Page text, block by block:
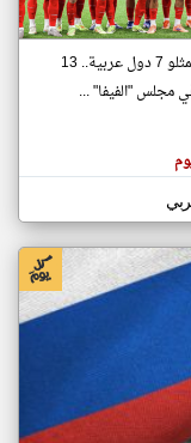
على مدار الساعة
العاجلة والمباشرة
بينهم ممثلو 7 دول عربية.. 13
مجلس "الفيفا" ...